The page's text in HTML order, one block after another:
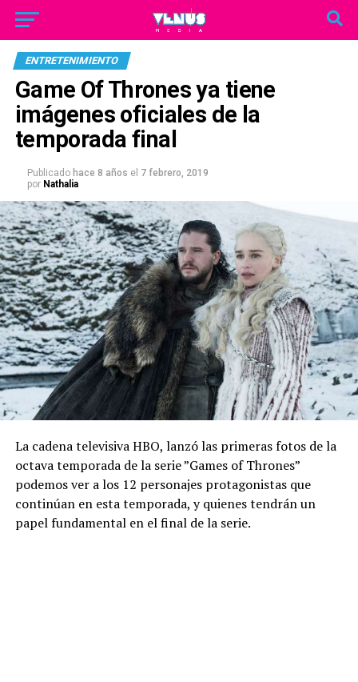
ENTRETENIMIENTO
Game Of Thrones ya tiene
imágenes oficiales de la
temporada final
Publicado hace 8 años el 7 febrero, 2019
por Nathalia
La cadena televisiva HBO, lanzó las primeras fotos de la
octava temporada de la serie ”Games of Thrones”
podemos ver a los 12 personajes protagonistas que
continúan en esta temporada, y quienes tendrán un
papel fundamental en el final de la serie.